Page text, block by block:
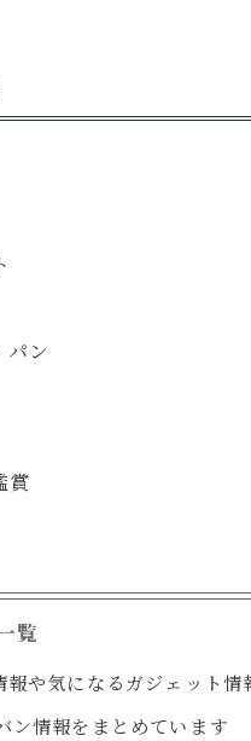
パン
賞
覧
報や気になるガジェット情
ン情報をまとめています